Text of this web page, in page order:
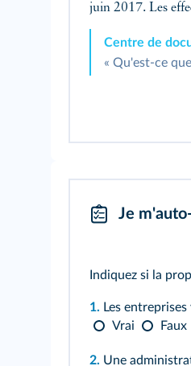
juin 2017. Les
Centre de
« Qu'est-ce
Je
Indiquez si la
1. Les
Vrai
Faux
2. Une